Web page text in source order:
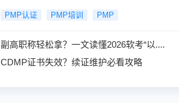
PMP认证 PMP培训 PMP
副高职称轻松拿？一文读懂2026软考“以....
CDMP证书失效？续证维护必看攻略